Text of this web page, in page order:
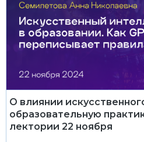
О влиянии
образовательную
лектории 22 ноября